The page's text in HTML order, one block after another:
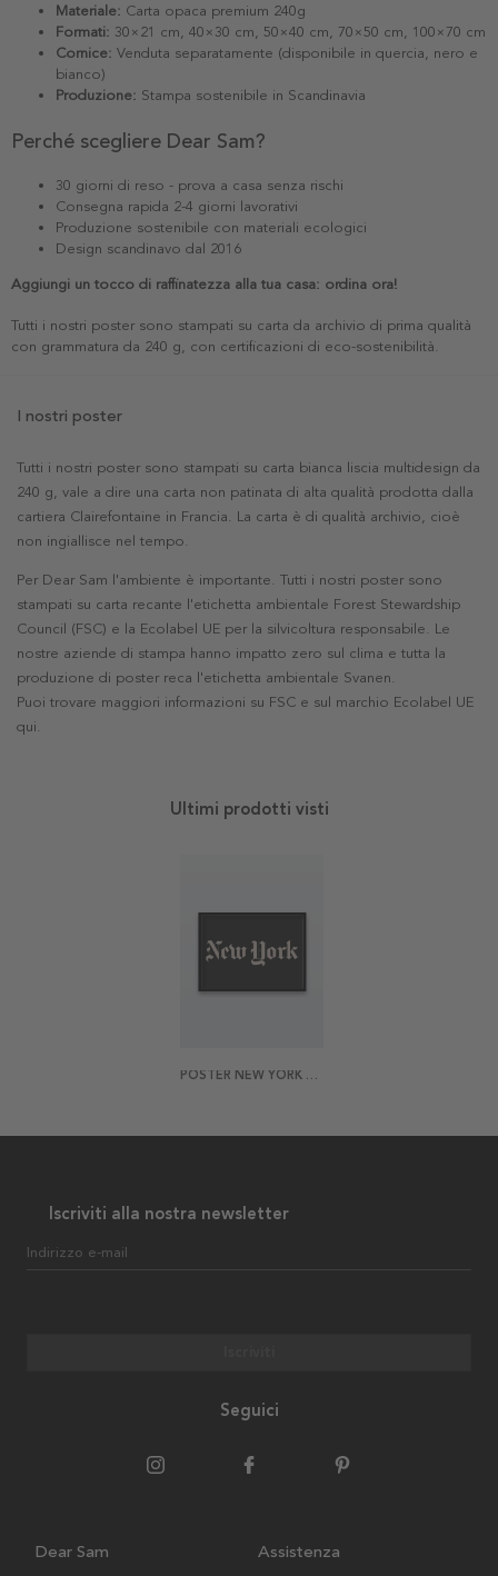
Materiale: Carta opaca premium 240g
Formati: 30×21 cm, 40×30 cm, 50×40 cm, 70×50 cm, 100×70 cm
Cornice: Venduta separatamente (disponibile in quercia, nero e
bianco)
Produzione: Stampa sostenibile in Scandinavia
Perché scegliere Dear Sam?
30 giorni di reso - prova a casa senza rischi
Consegna rapida 2-4 giorni lavorativi
Produzione sostenibile con materiali ecologici
Design scandinavo dal 2016
Aggiungi un tocco di raffinatezza alla tua casa: ordina ora!
Tutti i nostri poster sono stampati su carta da archivio di prima qualità
con grammatura da 240 g, con certificazioni di eco-sostenibilità.
I nostri poster
Tutti i nostri poster sono stampati su carta bianca liscia multidesign da
240 g, vale a dire una carta non patinata di alta qualità prodotta dalla
cartiera Clairefontaine in Francia. La carta è di qualità archivio, cioè
non ingiallisce nel tempo.
Per Dear Sam l'ambiente è importante. Tutti i nostri poster sono
stampati su carta recante l'etichetta ambientale Forest Stewardship
Council (FSC) e la Ecolabel UE per la silvicoltura responsabile. Le
nostre aziende di stampa hanno impatto zero sul clima e tutta la
produzione di poster reca l'etichetta ambientale Svanen.
Puoi trovare maggiori informazioni su FSC e sul marchio Ecolabel UE
qui.
Ultimi prodotti visti
POSTER NEW YORK TIMES
Iscriviti alla nostra newsletter
Indirizzo e-mail
Seguici
Dear Sam Assistenza